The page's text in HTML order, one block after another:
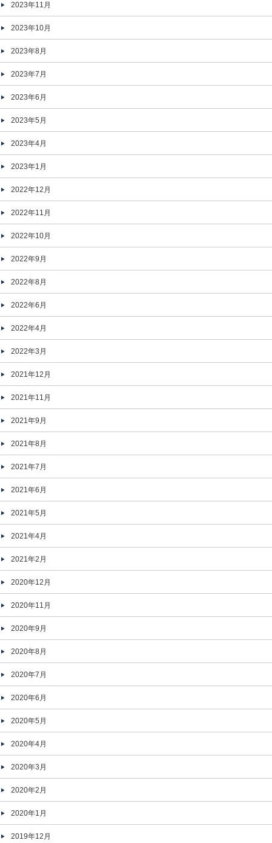
2023年11月
2023年10月
2023年8月
2023年7月
2023年6月
2023年5月
2023年4月
2023年1月
2022年12月
2022年11月
2022年10月
2022年9月
2022年8月
2022年6月
2022年4月
2022年3月
2021年12月
2021年11月
2021年9月
2021年8月
2021年7月
2021年6月
2021年5月
2021年4月
2021年2月
2020年12月
2020年11月
2020年9月
2020年8月
2020年7月
2020年6月
2020年5月
2020年4月
2020年3月
2020年2月
2020年1月
2019年12月